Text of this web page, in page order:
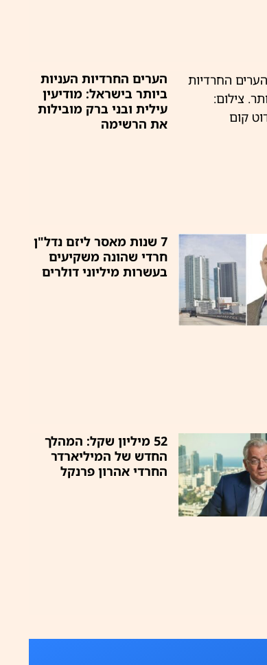
הערים החרדיות העניות
ביותר בישראל: מודיעין
עילית ובני ברק מובילות
את הרשימה
7 שנות מאסר ליזם נדל"ן
חרדי שהונה משקיעים
בעשרות מיליוני דולרים
52 מיליון שקל: המהלך
החדש של המיליארדר
החרדי אהרון פרנקל